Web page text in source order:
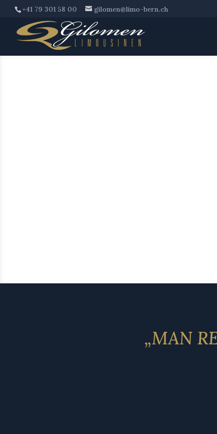
+41 79 301 58 00 gilomen@limo-bern.ch
„MAN